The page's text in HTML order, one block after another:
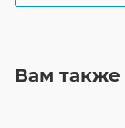
Вам также